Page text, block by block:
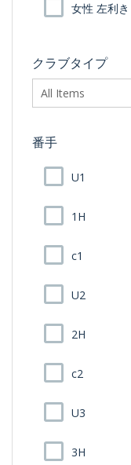
女性 左利き
クラブタイプ
番手
U1
1H
c1
U2
2H
c2
U3
3H